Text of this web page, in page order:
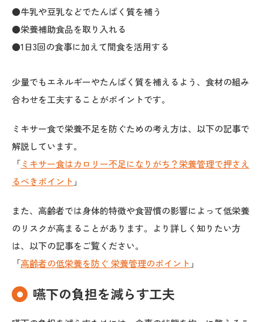
●牛乳や豆乳などでたんぱく質を補う
●栄養補助食品を取り入れる
●1日3回の食事に加えて間食を活用する
少量でもエネルギーやたんぱく質を補えるよう、食材の組み
合わせを工夫することがポイントです。
ミキサー食で栄養不足を防ぐための考え方は、以下の記事で
解説しています。
「ミキサー食はカロリー不足になりがち？栄養管理で押さえ
るべきポイント 」
また、高齢者では身体的特徴や食習慣の影響によって低栄養
のリスクが高まることがあります。より詳しく知りたい方
は、以下の記事をご覧ください。
「高齢者の低栄養を防ぐ 栄養管理のポイント 」
嚥下の負担を減らす工夫